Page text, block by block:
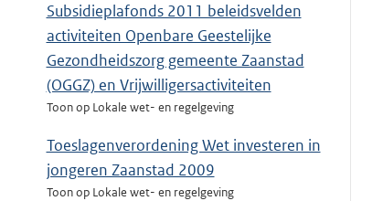
Subsidieplafonds 2011 beleidsvelden
activiteiten Openbare Geestelijke
Gezondheidszorg gemeente Zaanstad
(OGGZ) en Vrijwilligersactiviteiten
Toon op Lokale wet- en regelgeving
Toeslagenverordening Wet investeren in
jongeren Zaanstad 2009
Toon op Lokale wet- en regelgeving